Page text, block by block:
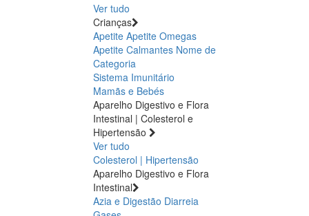
Ver tudo
Crianças
Apetite Apetite Omegas
Apetite Calmantes Nome de
Categoria
Sistema Imunitário
Mamãs e Bebés
Aparelho Digestivo e Flora
Intestinal | Colesterol e
Hipertensão
Ver tudo
Colesterol | Hipertensão
Aparelho Digestivo e Flora
Intestinal
Azia e Digestão Diarreia